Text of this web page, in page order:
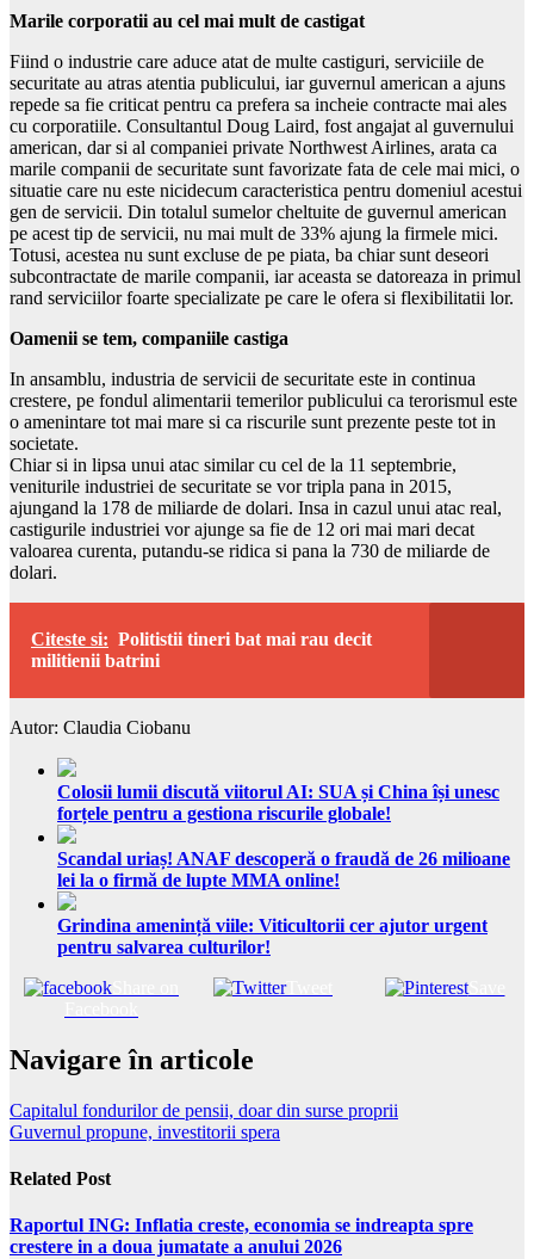
Marile corporatii au cel mai mult de castigat
Fiind o industrie care aduce atat de multe castiguri, serviciile de
securitate au atras atentia publicului, iar guvernul american a ajuns
repede sa fie criticat pentru ca prefera sa incheie contracte mai ales
cu corporatiile. Consultantul Doug Laird, fost angajat al guvernului
american, dar si al companiei private Northwest Airlines, arata ca
marile companii de securitate sunt favorizate fata de cele mai mici, o
situatie care nu este nicidecum caracteristica pentru domeniul acestui
gen de servicii. Din totalul sumelor cheltuite de guvernul american
pe acest tip de servicii, nu mai mult de 33% ajung la firmele mici.
Totusi, acestea nu sunt excluse de pe piata, ba chiar sunt deseori
subcontractate de marile companii, iar aceasta se datoreaza in primul
rand serviciilor foarte specializate pe care le ofera si flexibilitatii lor.
Oamenii se tem, companiile castiga
In ansamblu, industria de servicii de securitate este in continua
crestere, pe fondul alimentarii temerilor publicului ca terorismul este
o amenintare tot mai mare si ca riscurile sunt prezente peste tot in
societate.
Chiar si in lipsa unui atac similar cu cel de la 11 septembrie,
veniturile industriei de securitate se vor tripla pana in 2015,
ajungand la 178 de miliarde de dolari. Insa in cazul unui atac real,
castigurile industriei vor ajunge sa fie de 12 ori mai mari decat
valoarea curenta, putandu-se ridica si pana la 730 de miliarde de
dolari.
Citeste si: Politistii tineri bat mai rau decit
militienii batrini
Autor: Claudia Ciobanu
Colosii lumii discută viitorul AI: SUA și China își unesc
forțele pentru a gestiona riscurile globale!
Scandal uriaș! ANAF descoperă o fraudă de 26 milioane
lei la o firmă de lupte MMA online!
Grindina amenință viile: Viticultorii cer ajutor urgent
pentru salvarea culturilor!
Tweet Save
Navigare în articole
Capitalul fondurilor de pensii, doar din surse proprii
Guvernul propune, investitorii spera
Related Post
Raportul ING: Inflatia creste, economia se indreapta spre
crestere in a doua jumatate a anului 2026